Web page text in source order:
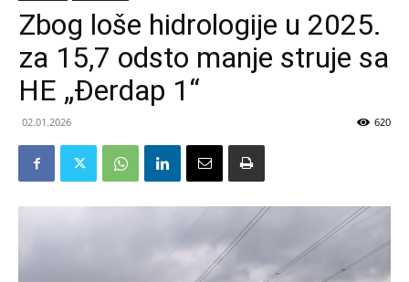
Zbog loše hidrologije u 2025.
za 15,7 odsto manje struje sa
HE „Đerdap 1“
02.01.2026 620